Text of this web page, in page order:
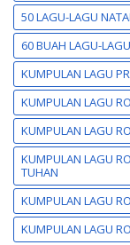
50 LAGU-LAGU
60 BUAH LAGU-
KUMPULAN LAGU
KUMPULAN LAGU
KUMPULAN LAGU
KUMPULAN LAGU
TUHAN
KUMPULAN LAGU
KUMPULAN LAGU